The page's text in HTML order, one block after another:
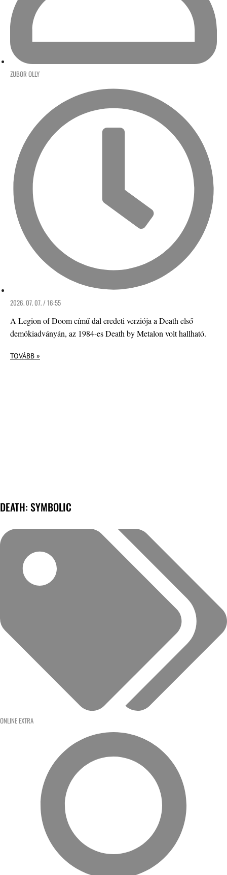
ZUBOR OLLY
2026. 07. 07. / 16:55
A Legion of Doom című dal eredeti verziója a Death első
demókiadványán, az 1984-es Death by Metalon volt hallható.
TOVÁBB »
DEATH: SYMBOLIC
ONLINE EXTRA